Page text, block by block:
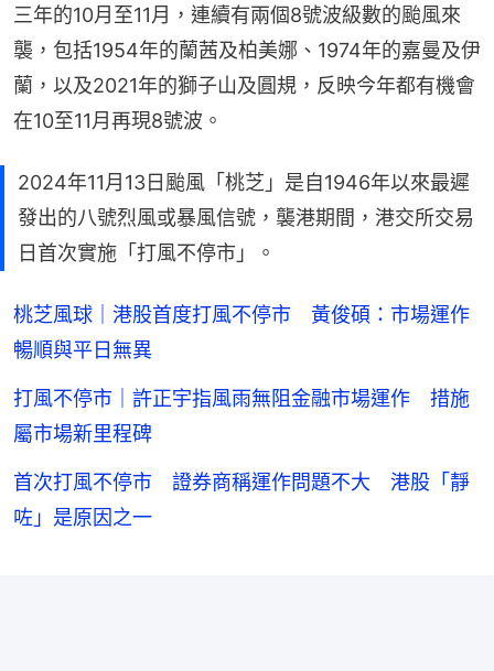
三年的10月至11月，連續有兩個8號波級數的颱風來
襲，包括1954年的蘭茜及柏美娜、1974年的嘉曼及伊
蘭，以及2021年的獅子山及圓規，反映今年都有機會
在10至11月再現8號波。
2024年11月13日颱風「桃芝」是自1946年以來最遲
發出的八號烈風或暴風信號，襲港期間，港交所交易
日首次實施「打風不停市」。
桃芝風球｜港股首度打風不停市 黃俊碩：市場運作
暢順與平日無異
打風不停市｜許正宇指風雨無阻金融市場運作 措施
屬市場新里程碑
首次打風不停市 證券商稱運作問題不大 港股「靜
咗」是原因之一